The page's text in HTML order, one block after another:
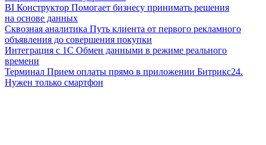
BI Конструктор Помогает бизнесу принимать решения
на основе данных
Сквозная аналитика Путь клиента от первого рекламного
объявления до совершения покупки
Интеграция с 1С Обмен данными в режиме реального
времени
Терминал Прием оплаты прямо в приложении Битрикс24.
Нужен только смартфон